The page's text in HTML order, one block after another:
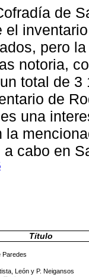
de
el
pero
notoria,
total de
de
una
la
cabo en
Título
León y P. Neigansos